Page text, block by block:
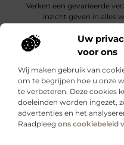
Uw
voor ons
Wij maken gebruik van
om te begrijpen hoe u onze
te verbeteren. Deze cookies
doeleinden worden ingezet,
advertenties en het
Raadpleeg ons cookiebeleid
Verken een gevarieerde
inzicht geven in alles
Bericht categorie
Onze informatie